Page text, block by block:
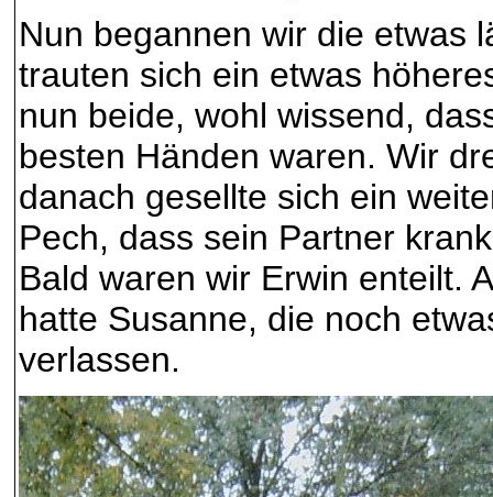
Nun begannen wir die etwas
trauten sich ein etwas
nun beide, wohl wissend,
besten Händen waren. Wir
danach gesellte sich ein
Pech, dass sein Partner
Bald waren wir Erwin enteilt.
hatte Susanne, die noch
verlassen.